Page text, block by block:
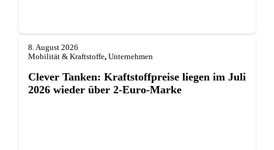
8. August 2026
Mobilität & Kraftstoffe, Unternehmen
Clever Tanken: Kraftstoffpreise liegen im Juli
2026 wieder über 2-Euro-Marke